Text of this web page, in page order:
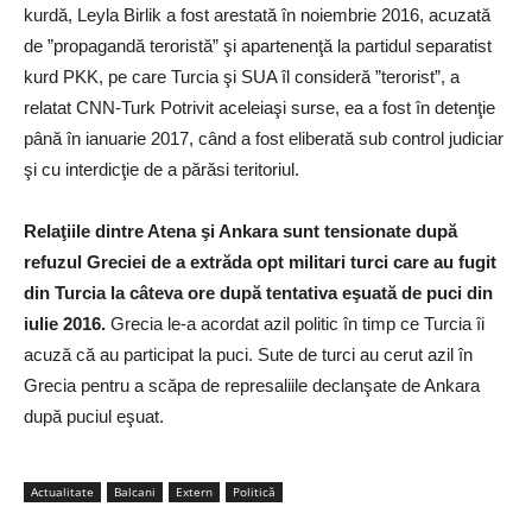
kurdă, Leyla Birlik a fost arestată în noiembrie 2016, acuzată
de ”propagandă teroristă” şi apartenenţă la partidul separatist
kurd PKK, pe care Turcia şi SUA îl consideră ”terorist”, a
relatat CNN-Turk Potrivit aceleiaşi surse, ea a fost în detenţie
până în ianuarie 2017, când a fost eliberată sub control judiciar
şi cu interdicţie de a părăsi teritoriul.
Relaţiile dintre Atena şi Ankara sunt tensionate după
refuzul Greciei de a extrăda opt militari turci care au fugit
din Turcia la câteva ore după tentativa eşuată de puci din
iulie 2016. Grecia le-a acordat azil politic în timp ce Turcia îi
acuză că au participat la puci. Sute de turci au cerut azil în
Grecia pentru a scăpa de represaliile declanşate de Ankara
după puciul eşuat.
Actualitate Balcani Extern Politică